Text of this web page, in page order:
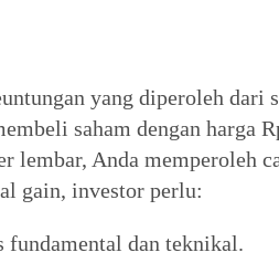
yang diperoleh dari
saham dengan harga
lembar, Anda memperoleh
gain, investor perlu:
fundamental dan teknikal.